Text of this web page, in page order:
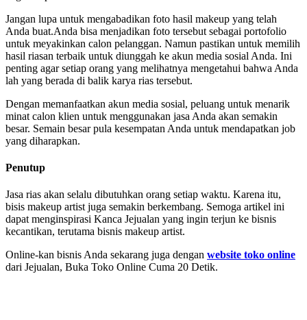
Jangan lupa untuk mengabadikan foto hasil makeup yang telah
Anda buat.Anda bisa menjadikan foto tersebut sebagai portofolio
untuk meyakinkan calon pelanggan. Namun pastikan untuk memilih
hasil riasan terbaik untuk diunggah ke akun media sosial Anda. Ini
penting agar setiap orang yang melihatnya mengetahui bahwa Anda
lah yang berada di balik karya rias tersebut.
Dengan memanfaatkan akun media sosial, peluang untuk menarik
minat calon klien untuk menggunakan jasa Anda akan semakin
besar. Semain besar pula kesempatan Anda untuk mendapatkan job
yang diharapkan.
Penutup
Jasa rias akan selalu dibutuhkan orang setiap waktu. Karena itu,
bisis makeup artist juga semakin berkembang. Semoga artikel ini
dapat menginspirasi Kanca Jejualan yang ingin terjun ke bisnis
kecantikan, terutama bisnis makeup artist.
Online-kan bisnis Anda sekarang juga dengan website toko online
dari Jejualan, Buka Toko Online Cuma 20 Detik.